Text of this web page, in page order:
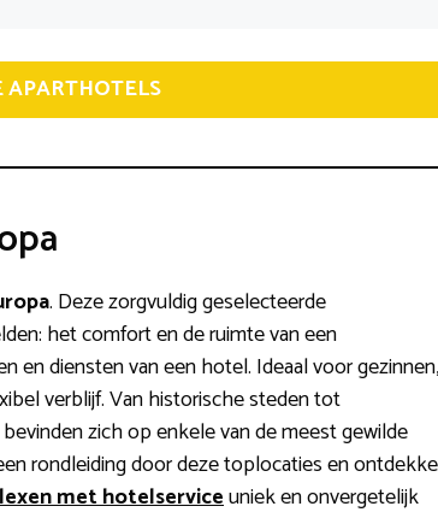
APARTHOTELS
. Deze zorgvuldig geselecteerde
het comfort en de ruimte van een
en diensten van een hotel. Ideaal voor gezinnen,
verblijf. Van historische steden tot
zich op enkele van de meest gewilde
rondleiding door deze toplocaties en
met hotelserviceuniek en onvergetelijk